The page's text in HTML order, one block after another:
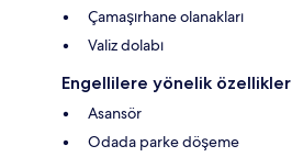
Çamaşırhane olanakları
Valiz dolabı
Engellilere yönelik özellikler
Asansör
Odada parke döşeme